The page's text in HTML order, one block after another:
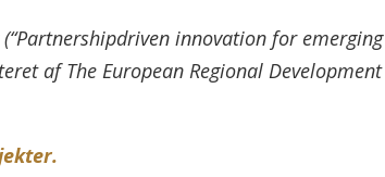
innovation for emerging
af The European Regional Development